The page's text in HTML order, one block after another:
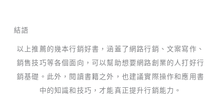
結語
以上推薦的幾本行銷好書，涵蓋了網路行銷、文案寫作、
銷售技巧等各個面向，可以幫助想要網路創業的人打好行
銷基礎。此外，閱讀書籍之外，也建議實際操作和應用書
中的知識和技巧，才能真正提升行銷能力。